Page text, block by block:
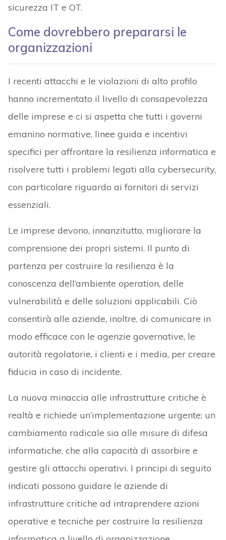
sicurezza IT e OT.
Come dovrebbero prepararsi le
organizzazioni
I recenti attacchi e le violazioni di alto profilo
hanno incrementato il livello di consapevolezza
delle imprese e ci si aspetta che tutti i governi
emanino normative, linee guida e incentivi
specifici per affrontare la resilienza informatica e
risolvere tutti i problemi legati alla cybersecurity,
con particolare riguardo ai fornitori di servizi
essenziali.
Le imprese devono, innanzitutto, migliorare la
comprensione dei propri sistemi. Il punto di
partenza per costruire la resilienza è la
conoscenza dell’ambiente operation, delle
vulnerabilità e delle soluzioni applicabili. Ciò
consentirà alle aziende, inoltre, di comunicare in
modo efficace con le agenzie governative, le
autorità regolatorie, i clienti e i media, per creare
fiducia in caso di incidente.
La nuova minaccia alle infrastrutture critiche è
realtà e richiede un’implementazione urgente; un
cambiamento radicale sia alle misure di difesa
informatiche, che alla capacità di assorbire e
gestire gli attacchi operativi. I principi di seguito
indicati possono guidare le aziende di
infrastrutture critiche ad intraprendere azioni
operative e tecniche per costruire la resilienza